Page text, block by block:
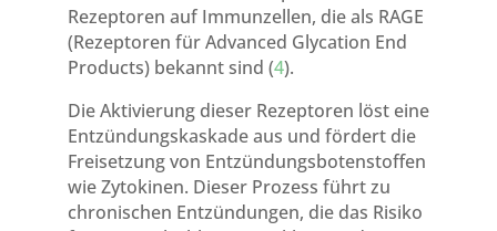
Rezeptoren auf Immunzellen, die als RAGE
(Rezeptoren für Advanced Glycation End
Products) bekannt sind (4).
Die Aktivierung dieser Rezeptoren löst eine
Entzündungskaskade aus und fördert die
Freisetzung von Entzündungsbotenstoffen
wie Zytokinen. Dieser Prozess führt zu
chronischen Entzündungen, die das Risiko